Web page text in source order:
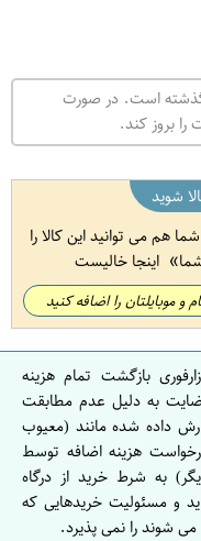
گذشته است. در صورت
را بروز کند.
شوید
هم می توانید این کالا را
اینجا خالیست
و موبایلتان را اضافه کنید
بازگشت تمام هزینه
به دلیل عدم مطابقت
داده شده مانند (معیوب
هزینه اضافه توسط
به شرط خرید از درگاه
و مسئولیت خریدهایی که
شوند را نمی پذیرد.